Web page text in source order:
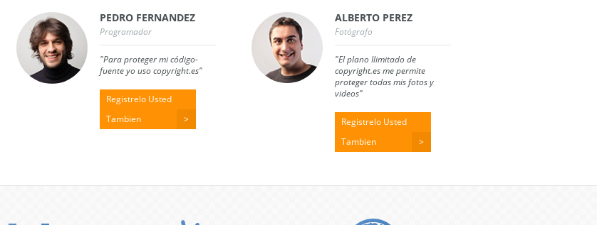
PEDRO FERNANDEZ
Programador
"Para proteger mi código-
fuente yo uso copyright.es"
Registrelo Usted
Tambien
ALBERTO PEREZ
Fotógrafo
"El plano Ilimitado de
copyright.es me permite
proteger todas mis fotos y
videos"
Registrelo Usted
Tambien